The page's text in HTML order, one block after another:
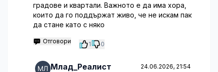
градове и квартали. Важното е да има хора,
които да го поддържат живо, че не искам пак
да стане като с няко
Отговори 1 0
Млад_Реалист 24.06.2026, 21:54